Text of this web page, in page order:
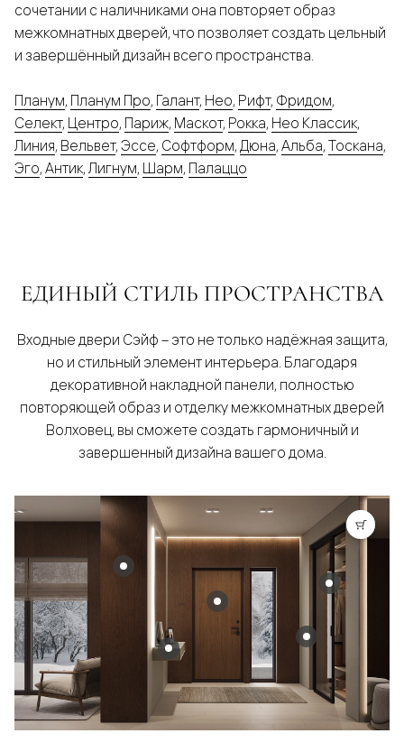
сочетании с наличниками она повторяет образ
межкомнатных дверей, что позволяет создать цельный
и завершённый дизайн всего пространства.
Планум, Планум Про, Галант, Нео, Рифт, Фридом,
Селект, Центро, Париж, Маскот, Рокка, Нео Классик,
Линия, Вельвет, Эссе, Софтформ, Дюна, Альба, Тоскана,
Эго, Антик,Лигнум, Шарм, Палаццо
ЕДИНЫЙ СТИЛЬ ПРОСТРАНСТВА
Входные двери Сэйф – это не только надёжная защита,
но и стильный элемент интерьера. Благодаря
декоративной накладной панели, полностью
повторяющей образ и отделку межкомнатных дверей
Волховец, вы сможете создать гармоничный и
завершенный дизайна вашего дома.